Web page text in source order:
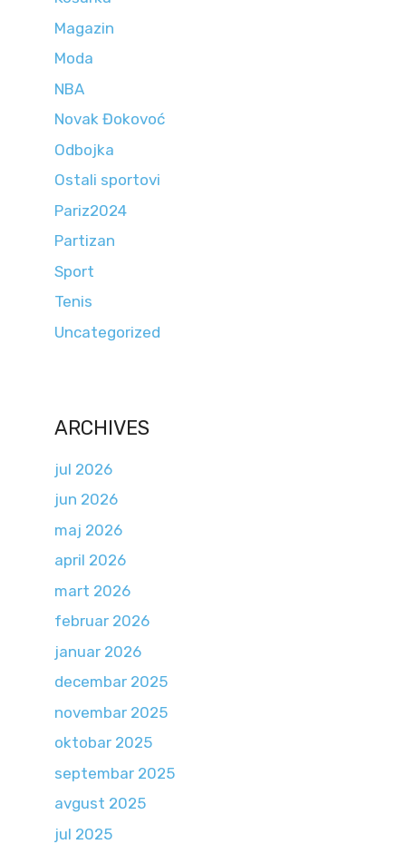
Magazin
Moda
NBA
Novak Đokovoć
Odbojka
Ostali sportovi
Pariz2024
Partizan
Sport
Tenis
Uncategorized
ARCHIVES
jul 2026
jun 2026
maj 2026
april 2026
mart 2026
februar 2026
januar 2026
decembar 2025
novembar 2025
oktobar 2025
septembar 2025
avgust 2025
jul 2025